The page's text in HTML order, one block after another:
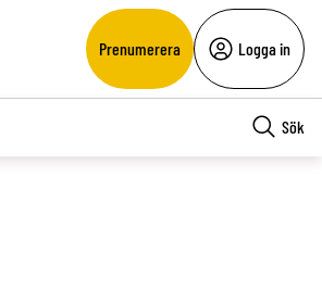
Prenumerera Logga in
Sök